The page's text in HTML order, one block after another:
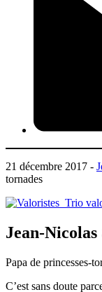
21 décembre 2017 -
tornades
Jean-
Papa de princesses-
C’est sans doute